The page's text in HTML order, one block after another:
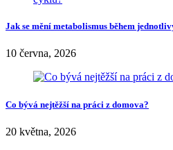
Jak se mění metabolismus během
10 června, 2026
Co bývá nejtěžší na práci z domova?
20 května, 2026